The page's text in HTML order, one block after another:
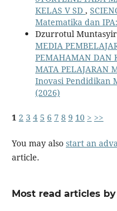
KELAS V SD ,
Matematika dan
Dzurrotul
MEDIA
PEMAHAMAN DAN
MATA PELAJARAN
Inovasi Pendidikan
(2026)
1 2 3 4 5 6 7 8 9 10 > >>
You may also start an
article.
Most read articles